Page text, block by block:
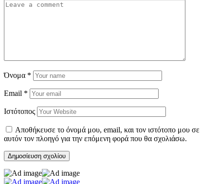
Όνομα *
Email *
Ιστότοπος
Αποθήκευσε το όνομά μου, email, και τον ιστότοπο μου σε
αυτόν τον πλοηγό για την επόμενη φορά που θα σχολιάσω.